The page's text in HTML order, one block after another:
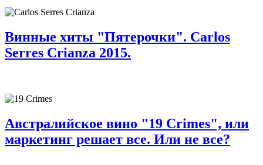
Винные хиты "Пятерочки". Carlos
Serres Crianza 2015.
Австралийское вино "19 Crimes", или
маркетинг решает все. Или не все?